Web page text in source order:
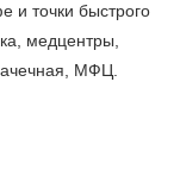
и точки быстрого
медцентры,
МФЦ.